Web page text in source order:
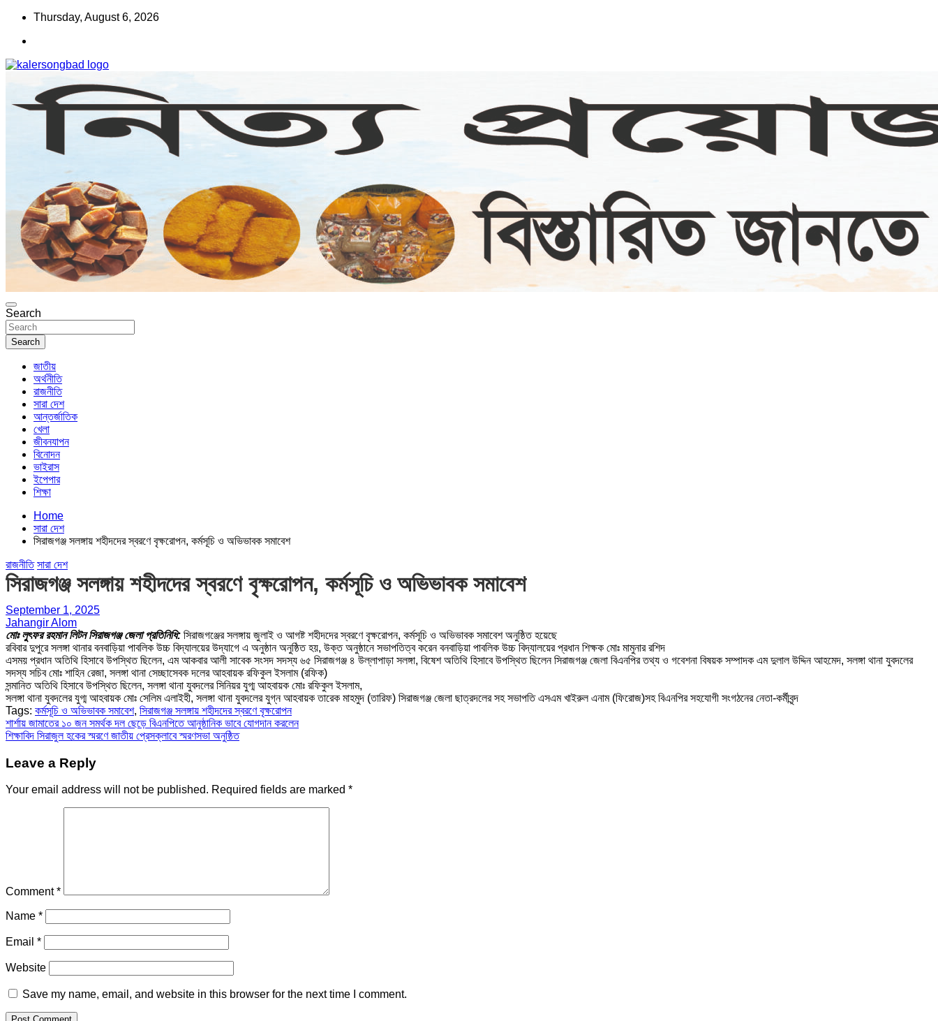
Skip
content
Thursday, August 6, 2026
কালের সংবাদ
www.kalersongbad.com
Search
Search
জাতীয়
অর্থনীতি
রাজনীতি
সারা দেশ
আন্তর্জাতিক
খেলা
জীবনযাপন
বিনোদন
ভাইরাস
ইপেপার
শিক্ষা
Home
সারা দেশ
সিরাজগঞ্জ সলঙ্গায় শহীদদের স্বরণে বৃক্ষরোপন, কর্মসূচি ও অভিভাবক সমাবেশ
রাজনীতি সারা দেশ
সিরাজগঞ্জ সলঙ্গায় শহীদদের স্বরণে বৃক্ষরোপন, কর্মসূচি ও অভিভাবক সমাবেশ
September 1, 2025
Jahangir Alom
মোঃ লুৎফর রহমান লিটন সিরাজগঞ্জ জেলা প্রতিনিধি: সিরাজগঞ্জের সলঙ্গায় জুলাই ও আগষ্ট শহীদদের স্বরণে বৃক্ষরোপন, কর্মসূচি ও অভিভাবক সমাবেশ অনুষ্ঠিত হয়েছে
রবিবার দুপুরে সলঙ্গা থানার বনবাড়িয়া পাবলিক উচ্চ বিদ্যালয়ের উদ্যাগে এ অনুষ্ঠান অনুষ্ঠিত হয়, উক্ত অনুষ্ঠানে সভাপতিত্ব করেন বনবাড়িয়া পাবলিক উচ্চ বিদ্যালয়ের প্রধান শিক্ষক মোঃ মামুনার রশিদ
এসময় প্রধান অতিথি হিসাবে উপস্থিত ছিলেন, এম আকবার আলী সাবেক সংসদ সদস্য ৬৫ সিরাজগঞ্জ ৪ উল্লাপাড়া সলঙ্গা, বিষেশ অতিথি হিসাবে উপস্থিত ছিলেন সিরাজগঞ্জ জেলা বিএনপির তথ্য ও গবেশনা বিষয়ক সম্পাদক এম দুলাল উদ্দিন আহমেদ, সলঙ্গা থানা যুবদলের
সদস্য সচিব মোঃ শাহিন রেজা, সলঙ্গা থানা সেচ্ছাসেবক দলের আহবায়ক রফিকুল ইসলাম (রফিক)
সন্মানিত অতিথি হিসাবে উপস্থিত ছিলেন, সলঙ্গা থানা যুবদলের সিনিয়র যুগ্ম আহবায়ক মোঃ রফিকুল ইসলাম,
সলঙ্গা থানা যুবদলের যুগ্ম আহবায়ক মোঃ সেলিম এলাইহী, সলঙ্গা থানা যুবদলের যুগ্ন আহবায়ক তারেক মাহমুদ (তারিফ) সিরাজগঞ্জ জেলা ছাত্রদলের সহ সভাপতি এসএম খাইরুল এনাম (ফিরোজ)সহ বিএনপির সহযোগী সংগঠনের নেতা-কর্মীবৃন্দ
Tags: কর্মসূচি ও অভিভাবক সমাবেশ, সিরাজগঞ্জ সলঙ্গায় শহীদদের স্বরণে বৃক্ষরোপন
Post
navigation
শার্শায় জামাতের ১০ জন সমর্থক দল ছেড়ে বিএনপিতে আনুষ্ঠানিক ভাবে যোগদান করলেন
শিক্ষাবিদ সিরাজুল হকের স্মরণে জাতীয় প্রেসক্লাবে স্মরণসভা অনুষ্ঠিত
Leave a Reply
Your email address will not be published. Required fields are marked *
Comment*
Name *
Email *
Website
Save my name, email, and website in this browser for the next time I comment.